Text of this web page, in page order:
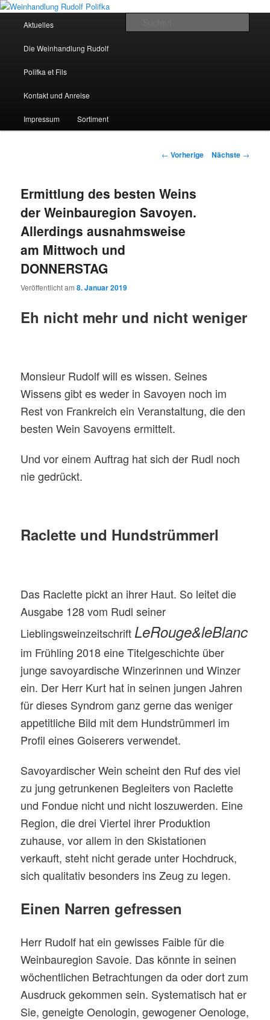
Weinhandlung Rudolf Polifka
Zum Inhalt wechseln
Aktuelles
Die Weinhandlung Rudolf
Polifka et Fils
Kontakt und Anreise
Impressum Sortiment
Artikelnavigation
← Vorherige Nächste →
Ermittlung des besten Weins
der Weinbauregion Savoyen.
Allerdings ausnahmsweise
am Mittwoch und
DONNERSTAG
Veröffentlicht am8. Januar 2019
Eh nicht mehr und nicht weniger
Monsieur Rudolf will es wissen. Seines
Wissens gibt es weder in Savoyen noch im
Rest von Frankreich ein Veranstaltung, die den
besten Wein Savoyens ermittelt.
Und vor einem Auftrag hat sich der Rudl noch
nie gedrückt.
Raclette und Hundstrümmerl
Das Raclette pickt an ihrer Haut. So leitet die
Ausgabe 128 vom Rudl seiner
Lieblingsweinzeitschrift LeRouge&leBlanc
im Frühling 2018 eine Titelgeschichte über
junge savoyardische Winzerinnen und Winzer
ein. Der Herr Kurt hat in seinen jungen Jahren
für dieses Syndrom ganz gerne das weniger
appetitliche Bild mit dem Hundstrümmerl im
Profil eines Goiserers verwendet.
Savoyardischer Wein scheint den Ruf des viel
zu jung getrunkenen Begleiters von Raclette
und Fondue nicht und nicht loszuwerden. Eine
Region, die drei Viertel ihrer Produktion
zuhause, vor allem in den Skistationen
verkauft, steht nicht gerade unter Hochdruck,
sich qualitativ besonders ins Zeug zu legen.
Einen Narren gefressen
Herr Rudolf hat ein gewisses Faible für die
Weinbauregion Savoie. Das könnte in seinen
wöchentlichen Betrachtungen da oder dort zum
Ausdruck gekommen sein. Systematisch hat er
Sie, geneigte Oenologin, gewogener Oenologe,